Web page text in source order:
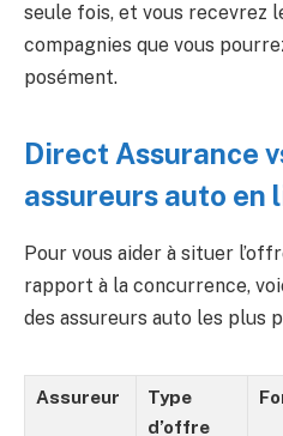
seule fois, et vous recevrez
compagnies que vous
posément.
Direct Assurance
assureurs auto en
Pour vous aider à situer
rapport à la concurrence,
des assureurs auto les plus
Assureur
Type
d’offre